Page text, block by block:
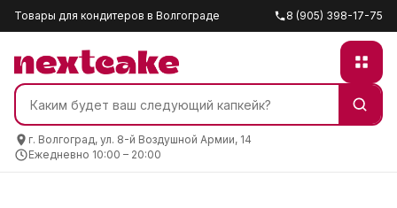
Товары для кондитеров в Волгограде 8 (905) 398-17-75
г. Волгоград, ул. 8-й Воздушной Армии, 14
Ежедневно 10:00 – 20:00